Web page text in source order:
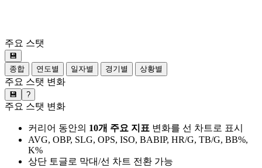
주요 스탯
💾
종합
연도별 일자별 경기별 상황별
주요 스탯 변화
💾 ?
주요 스탯 변화
커리어 동안의 10개 주요 지표 변화를 선 차트로 표시
AVG, OBP, SLG, OPS, ISO, BABIP, HR/G, TB/G, BB%,
K%
상단 토글로 막대/선 차트 전환 가능